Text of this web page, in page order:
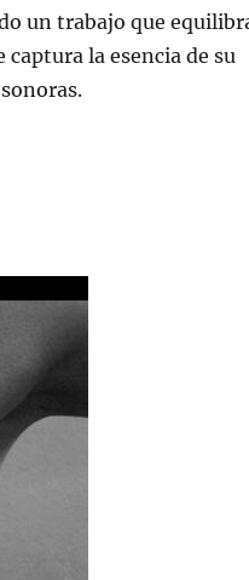
un trabajo que
la esencia de su